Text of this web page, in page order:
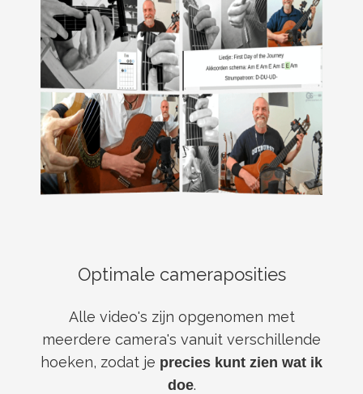
Optimale cameraposities
Alle video's zijn opgenomen met
meerdere camera's vanuit verschillende
hoeken, zodat je precies kunt zien wat ik
doe.